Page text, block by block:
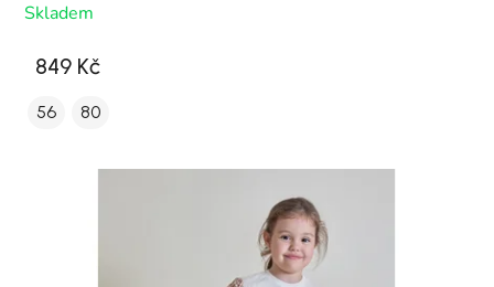
Skladem
849 Kč
56 80